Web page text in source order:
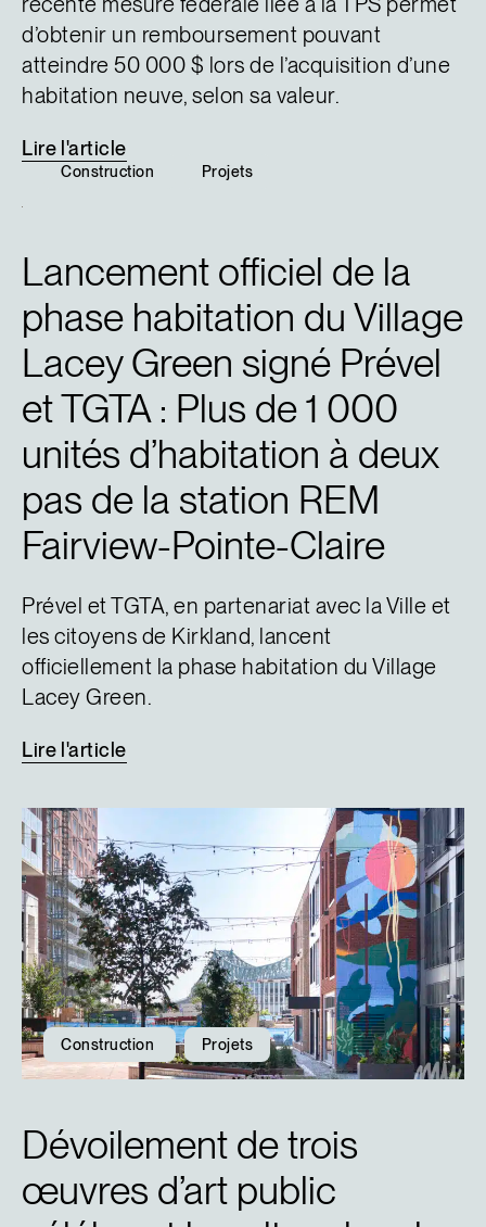
d’obtenir un remboursement pouvant
atteindre 50 000 $ lors de l’acquisition d’une
habitation neuve, selon sa valeur.
Lire l'article
Construction Projets
Lancement officiel de la
phase habitation du Village
Lacey Green signé Prével
et TGTA : Plus de 1 000
unités d’habitation à deux
pas de la station REM
Fairview-Pointe-Claire
Prével et TGTA, en partenariat avec la Ville et
les citoyens de Kirkland, lancent
officiellement la phase habitation du Village
Lacey Green.
Lire l'article
Construction Projets
Dévoilement de trois
œuvres d’art public